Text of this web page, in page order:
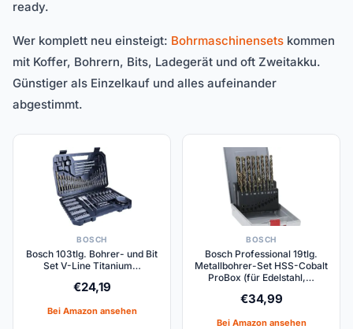
ready.
Wer komplett neu einsteigt: Bohrmaschinensets kommen
mit Koffer, Bohrern, Bits, Ladegerät und oft Zweitakku.
Günstiger als Einzelkauf und alles aufeinander
abgestimmt.
BOSCH
Bosch 103tlg. Bohrer- und Bit
Set V-Line Titanium…
€24,19
Bei Amazon ansehen
BOSCH
Bosch Professional 19tlg.
Metallbohrer-Set HSS-Cobalt
ProBox (für Edelstahl,…
€34,99
Bei Amazon ansehen